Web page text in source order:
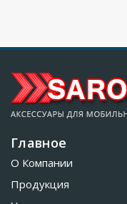
Главное
О Компании
Продукция